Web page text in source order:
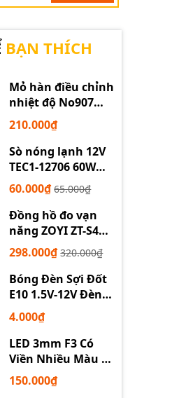
BẠN THÍCH
Mỏ hàn điều chỉnh
nhiệt độ No907
60W 220V loại tốt
210.000₫
Sò nóng lạnh 12V
TEC1-12706 60W
12710 100W 12715
150W
60.000₫ 65.000₫
Đồng hồ đo vạn
năng ZOYI ZT-S4
tự động
298.000₫ 320.000₫
Bóng Đèn Sợi Đốt
E10 1.5V-12V Đèn
Thí Nghiệm STEM
4.000₫
LED 3mm F3 Có
Viền Nhiều Màu –
Trắng Đỏ Xanh
Dương Lục Vàng
150.000₫